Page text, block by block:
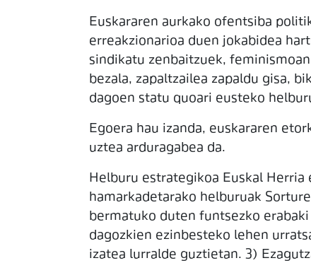
Euskararen aurkako ofentsiba
erreakzionarioa duen jokabidea
sindikatu zenbaitzuek,
bezala, zapaltzailea zapaldu gisa,
dagoen statu quoari eusteko
Egoera hau izanda, euskararen
uztea arduragabea da.
Helburu estrategikoa Euskal Herria
hamarkadetarako helburuak
bermatuko duten funtsezko
dagozkien ezinbesteko lehen
izatea lurralde guztietan. 3)